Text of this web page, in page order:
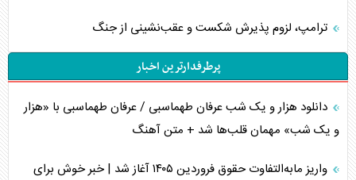
ترامپ، لزوم پذیرش شکست و عقب‌نشینی از جنگ
پرطرفدارترین اخبار
دانلود هزار و یک شب عرفان طهماسبی / عرفان طهماسبی با «هزار
و یک شب» مهمان قلب‌ها شد + متن آهنگ
واریز مابه‌التفاوت حقوق فروردین ۱۴۰۵ آغاز شد | خبر خوش برای